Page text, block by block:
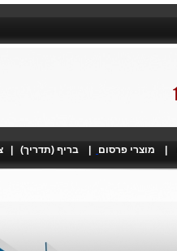
מוצרי פרסום בריף (תדריך)